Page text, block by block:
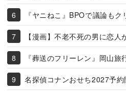
『ヤニねこ』BPOで議論も
【漫画】不老不死の男に恋人
『葬送のフリーレン』岡山旅
名探偵コナンおせち2027予約